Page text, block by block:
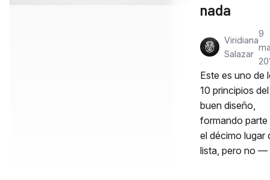
nada
Viridiana
Salazar
9
Este es uno de
10 principios del
buen diseño,
formando parte
el décimo lugar
lista, pero no —